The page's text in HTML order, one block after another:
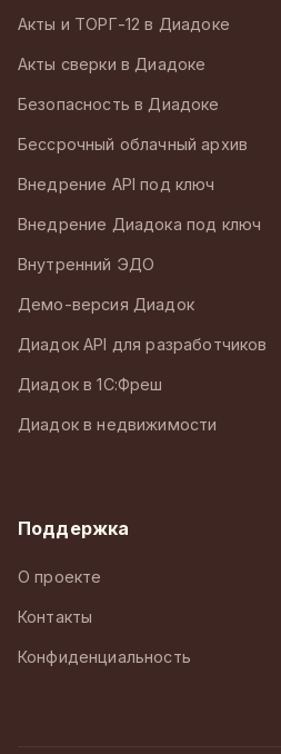
Акты и ТОРГ-12 в Диадоке
Акты сверки в Диадоке
Безопасность в Диадоке
Бессрочный облачный архив
Внедрение API под ключ
Внедрение Диадока под ключ
Внутренний ЭДО
Демо-версия Диадок
Диадок API для разработчиков
Диадок в 1С:Фреш
Диадок в недвижимости
Поддержка
О проекте
Контакты
Конфиденциальность